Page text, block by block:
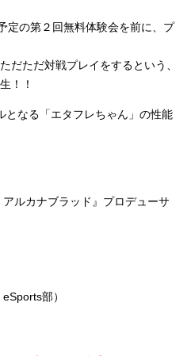
定の第２回無料体験会を前に、プ
だただ対戦プレイをするという、
！！
となる「エタフレちゃん」の性能
ルカナブラッド』プロデューサ
部）